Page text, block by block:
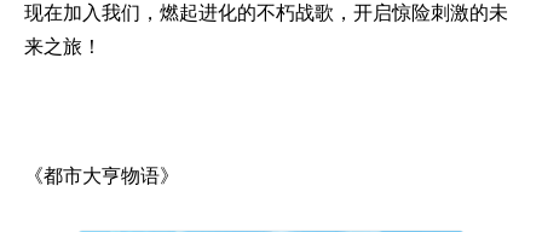
现在加入我们，燃起进化的不朽战歌，开启惊险刺激的未
来之旅！
《都市大亨物语》